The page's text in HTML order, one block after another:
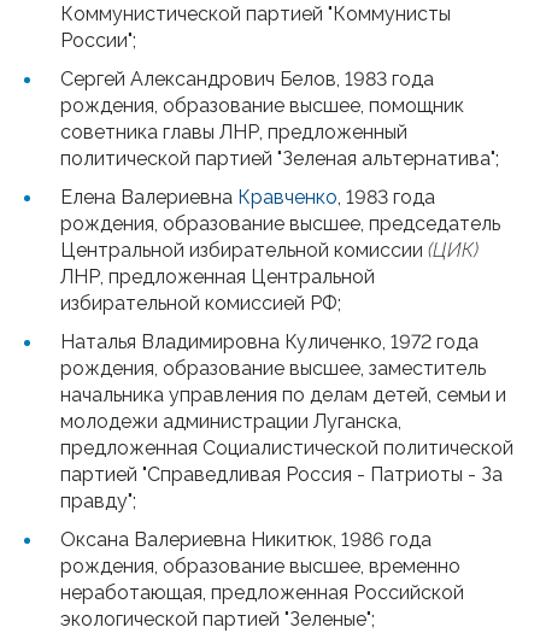
Коммунистической партией "Коммунисты
России";
Сергей Александрович Белов, 1983 года
рождения, образование высшее, помощник
советника главы ЛНР, предложенный
политической партией "Зеленая альтернатива";
Елена Валериевна Кравченко, 1983 года
рождения, образование высшее, председатель
Центральной избирательной комиссии (ЦИК)
ЛНР, предложенная Центральной
избирательной комиссией РФ;
Наталья Владимировна Куличенко, 1972 года
рождения, образование высшее, заместитель
начальника управления по делам детей, семьи и
молодежи администрации Луганска,
предложенная Социалистической политической
партией "Справедливая Россия - Патриоты - За
правду";
Оксана Валериевна Никитюк, 1986 года
рождения, образование высшее, временно
неработающая, предложенная Российской
экологической партией "Зеленые";